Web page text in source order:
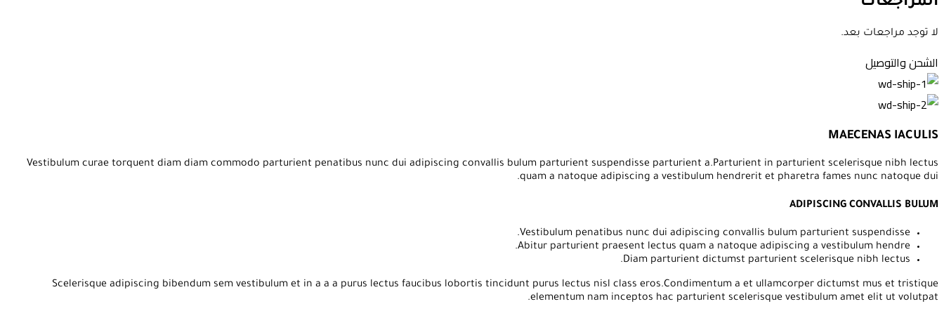
لا توجد مراجعات بعد.
الشحن والتوصيل
MAECENAS IACULIS
Vestibulum curae torquent diam diam commodo parturient penatibus nunc dui adipiscing convallis bulum parturient suspendisse parturient a.Parturient in parturient scelerisque nibh lectus
quam a natoque adipiscing a vestibulum hendrerit et pharetra fames nunc natoque dui.
ADIPISCING CONVALLIS BULUM
Vestibulum penatibus nunc dui adipiscing convallis bulum parturient suspendisse.
Abitur parturient praesent lectus quam a natoque adipiscing a vestibulum hendre.
Diam parturient dictumst parturient scelerisque nibh lectus.
Scelerisque adipiscing bibendum sem vestibulum et in a a a purus lectus faucibus lobortis tincidunt purus lectus nisl class eros.Condimentum a et ullamcorper dictumst mus et tristique
elementum nam inceptos hac parturient scelerisque vestibulum amet elit ut volutpat.